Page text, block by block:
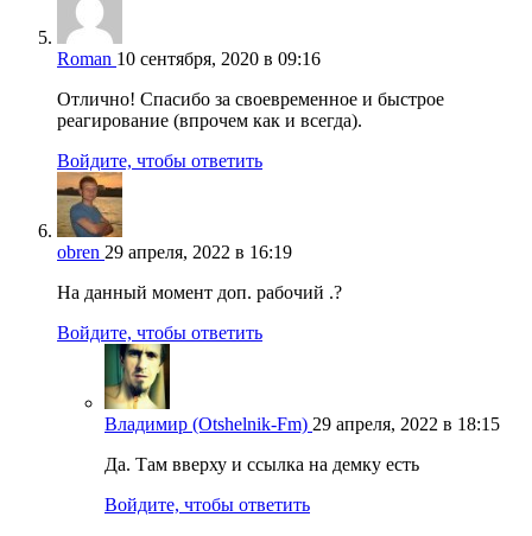
Roman 10 сентября, 2020 в 09:16
Отлично! Спасибо за своевременное и быстрое
реагирование (впрочем как и всегда).
Войдите, чтобы ответить
obren 29 апреля, 2022 в 16:19
На данный момент доп. рабочий .?
Войдите, чтобы ответить
Владимир (Otshelnik-Fm) 29 апреля, 2022 в 18:15
Да. Там вверху и ссылка на демку есть
Войдите, чтобы ответить